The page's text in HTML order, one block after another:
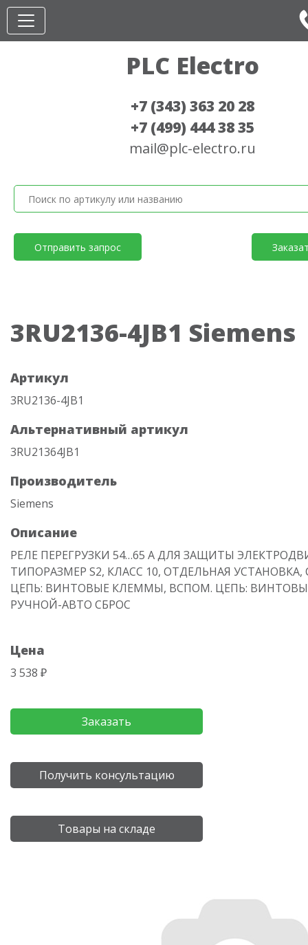
PLC Electro
+7 (343) 363 20 28
+7 (499) 444 38 35
mail@plc-electro.ru
Отправить запрос
3RU2136-4JB1 Siemens
Артикул
3RU2136-4JB1
Альтернативный артикул
3RU21364JB1
Производитель
Siemens
Описание
РЕЛЕ ПЕРЕГРУЗКИ 54…65 A ДЛЯ ЗАЩИТЫ
ТИПОРАЗМЕР S2, КЛАСС 10, ОТДЕЛЬНАЯ
ЦЕПЬ: ВИНТОВЫЕ КЛЕММЫ, ВСПОМ. ЦЕПЬ:
РУЧНОЙ-АВТО СБРОС
Цена
3 538 ₽
Заказать
Получить консультацию
Товары на складе